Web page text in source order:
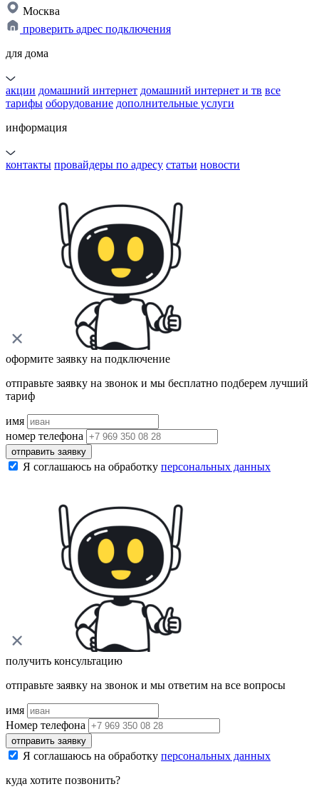
Москва
проверить адрес подключения
для дома
акции домашний интернет домашний интернет и тв все
тарифы оборудование дополнительные услуги
информация
контакты провайдеры по адресу статьи новости
оформите заявку на подключение
отправьте заявку на звонок и мы бесплатно подберем лучший
тариф
имя
номер телефона
отправить заявку
Я соглашаюсь на обработку персональных данных
получить консультацию
отправьте заявку на звонок и мы ответим на все вопросы
имя
Номер телефона
отправить заявку
Я соглашаюсь на обработку персональных данных
куда хотите позвонить?